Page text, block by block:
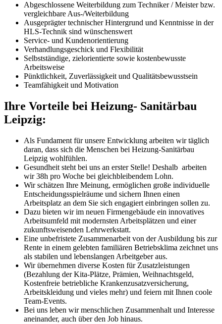
Abgeschlossene Weiterbildung zum Techniker / Meister bzw.
vergleichbare Aus-/Weiterbildung
Ausgeprägter technischer Hintergrund und Kenntnisse in der
HLS-Technik sind wünschenswert
Service- und Kundenorientierung
Verhandlungsgeschick und Flexibilität
Selbstständige, zielorientierte sowie kostenbewusste
Arbeitsweise
Pünktlichkeit, Zuverlässigkeit und Qualitätsbewusstsein
Teamfähigkeit und Motivation
Ihre Vorteile bei Heizung- Sanitärbau
Leipzig:
Als Fundament für unsere Entwicklung arbeiten wir täglich
daran, dass sich die Menschen bei Heizung-Sanitärbau
Leipzig wohlfühlen.
Gesundheit steht bei uns an erster Stelle! Deshalb arbeiten
wir 38h pro Woche bei gleichbleibendem Lohn.
Wir schätzen Ihre Meinung, ermöglichen große individuelle
Entscheidungsspielräume und sichern Ihnen einen
Arbeitsplatz an dem Sie sich engagiert einbringen sollen zu.
Dazu bieten wir im neuen Firmengebäude ein innovatives
Arbeitsumfeld mit modernsten Arbeitsplätzen und einer
zukunftsweisenden Lehrwerkstatt.
Eine unbefristete Zusammenarbeit von der Ausbildung bis zur
Rente in einem gelebten familiären Betriebsklima zeichnet uns
als stabilen und lebenslangen Arbeitgeber aus.
Wir übernehmen diverse Kosten für Zusatzleistungen
(Bezahlung der Kita-Plätze, Prämien, Weihnachtsgeld,
Kostenfreie betriebliche Krankenzusatzversicherung,
Arbeitskleidung und vieles mehr) und feiern mit Ihnen coole
Team-Events.
Bei uns leben wir menschlichen Zusammenhalt und Interesse
aneinander, auch über den Job hinaus.